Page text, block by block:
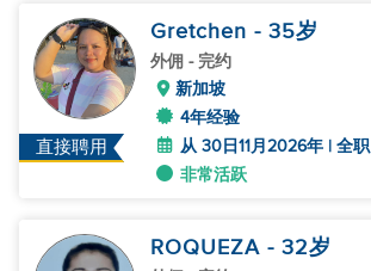
直接聘用
Gretchen - 35岁
外佣 - 完约
新加坡
4年经验
从 30日11月2026年 | 全职
非常活跃
ROQUEZA - 32岁